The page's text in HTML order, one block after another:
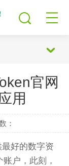
官网
用
：
好的数字资
户，此刻，